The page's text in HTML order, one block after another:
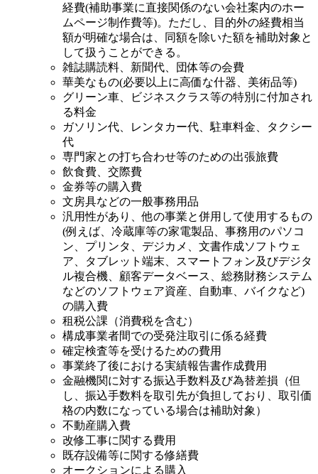
経費(補助事業に直接関係のない会社案内のホー
ムページ制作費等)。ただし、目的外の経費相当
額が明確な場合は、同額を除いた額を補助対象と
して扱うことができる。
雑誌購読料、新聞代、団体等の会費
華美なもの(必要以上に高価な什器、美術品等)
グリーン車、ビジネスクラス等の特別に付加され
る料金
ガソリン代、レンタカー代、駐車料金、タクシー
代
専門家との打ち合わせ等のための出張旅費
飲食費、交際費
金券等の購入費
文房具などの一般事務用品
汎用性があり、他の事業と併用して使用するもの
(例えば、冷蔵庫等の家電製品、事務用のパソコ
ン、プリンタ、デジカメ、文書作成ソフトウェ
ア、タブレット端末、スマートフォン及びデジタ
ル複合機、顧客データベース、総務財務システム
などのソフトウェア資産、自動車、バイクなど)
の購入費
租税公課（消費税を含む）
構成事業者間での受発注取引に係る経費
確定検査等を受けるための費用
事業終了後における実績報告書作成費用
金融機関に対する振込手数料及び為替差損（但
し、振込手数料を取引先が負担しており、取引価
格の内数になっている場合は補助対象）
不動産購入費
改修工事に関する費用
既存設備等に関する修繕費
オークションによる購入